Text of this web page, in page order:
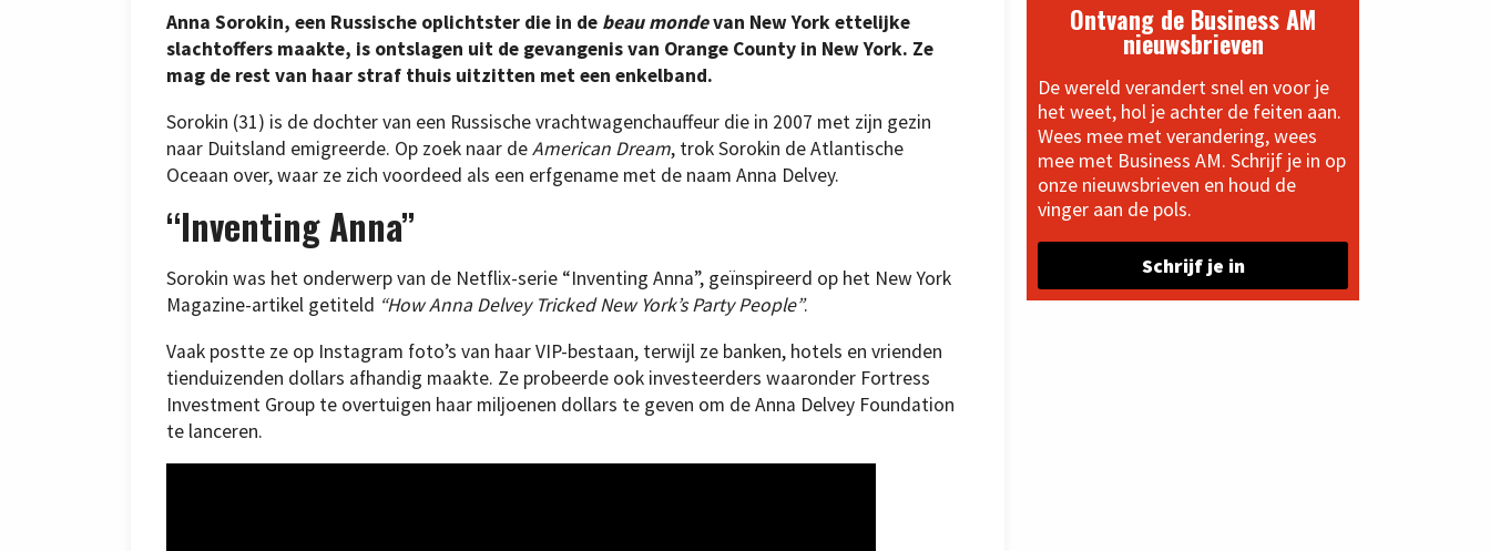
Anna Sorokin, een Russische oplichtster die in de beau mondevan New York ettelijke
slachtoffers maakte, is ontslagen uit de gevangenis van Orange County in New York. Ze
mag de rest van haar straf thuis uitzitten met een enkelband.
Sorokin (31) is de dochter van een Russische vrachtwagenchauffeur die in 2007 met zijn gezin
naar Duitsland emigreerde. Op zoek naar deAmerican Dream, trok Sorokin de Atlantische
Oceaan over, waar ze zich voordeed als een erfgename met de naam Anna Delvey.
“Inventing Anna”
Sorokin was het onderwerp van de Netflix-serie “Inventing Anna”, geïnspireerd op het New York
Magazine-artikel getiteld “How Anna Delvey Tricked New York’s Party People”.
Vaak postte ze op Instagram foto’s van haar VIP-bestaan, terwijl ze banken, hotels en vrienden
tienduizenden dollars afhandig maakte. Ze probeerde ook investeerders waaronder Fortress
Investment Group te overtuigen haar miljoenen dollars te geven om de Anna Delvey Foundation
te lanceren.
Ontvang de Business AM
nieuwsbrieven
De wereld verandert snel en voor je
het weet, hol je achter de feiten aan.
Wees mee met verandering, wees
mee met Business AM. Schrijf je in op
onze nieuwsbrieven en houd de
vinger aan de pols.
Schrijf je in